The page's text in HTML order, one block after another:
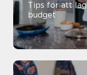
Tips för att
budget